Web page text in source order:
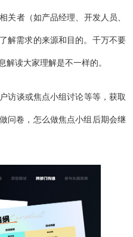
关者（如产品经理、开发人员、
解需求的来源和目的。千万不要
解读大家理解是不一样的。
访谈或焦点小组讨论等等，获取
问卷，怎么做焦点小组后期会继